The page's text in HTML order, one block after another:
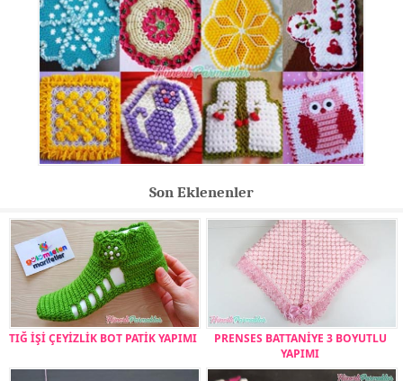
Son Eklenenler
TIĞ İŞİ ÇEYİZLİK BOT PATİK YAPIMI
PRENSES BATTANİYE 3 BOYUTLU
YAPIMI